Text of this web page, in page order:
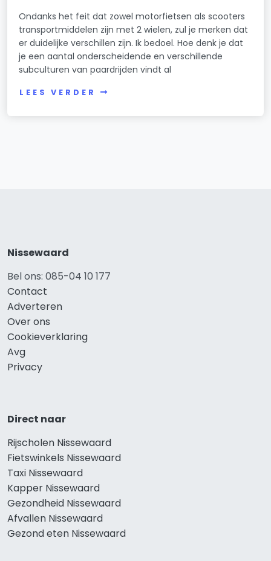
Ondanks het feit dat zowel motorfietsen als scooters
transportmiddelen zijn met 2 wielen, zul je merken dat
er duidelijke verschillen zijn. Ik bedoel. Hoe denk je dat
je een aantal onderscheidende en verschillende
subculturen van paardrijden vindt al
LEES VERDER
Nissewaard
Bel ons: 085-04 10 177
Contact
Adverteren
Over ons
Cookieverklaring
Avg
Privacy
Direct naar
Rijscholen Nissewaard
Fietswinkels Nissewaard
Taxi Nissewaard
Kapper Nissewaard
Gezondheid Nissewaard
Afvallen Nissewaard
Gezond eten Nissewaard